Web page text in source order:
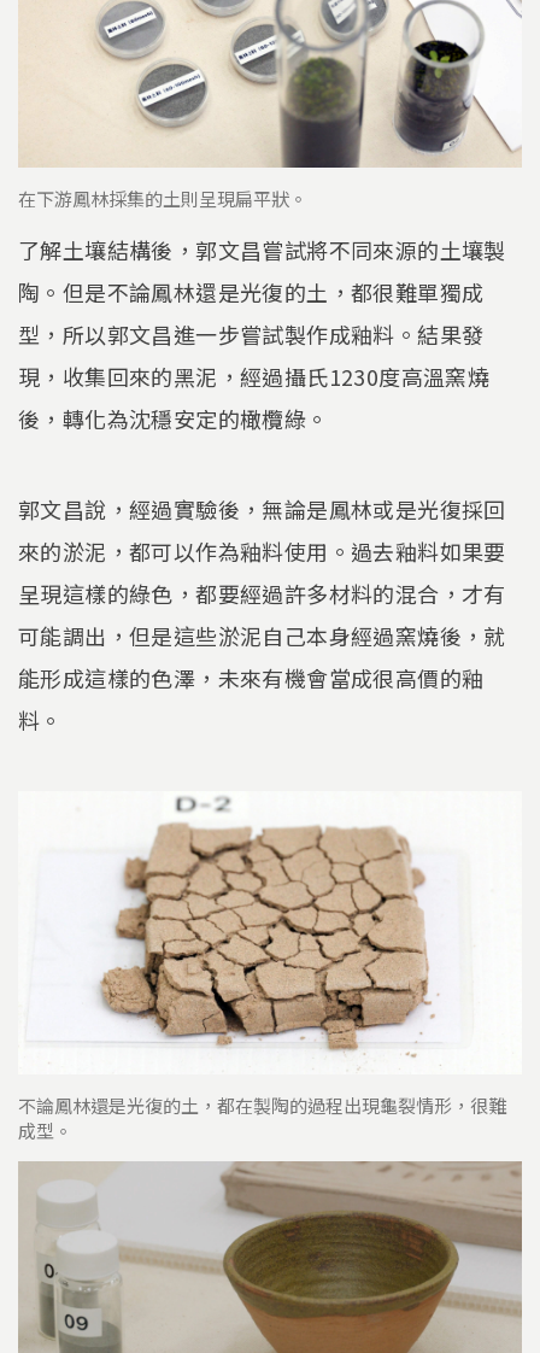
在下游鳳林採集的土則呈現扁平狀。
了解土壤結構後，郭文昌嘗試將不同來源的土壤製
陶。但是不論鳳林還是光復的土，都很難單獨成
型，所以郭文昌進一步嘗試製作成釉料。結果發
現，收集回來的黑泥，經過攝氏1230度高溫窯燒
後，轉化為沈穩安定的橄欖綠。
郭文昌說，經過實驗後，無論是鳳林或是光復採回
來的淤泥，都可以作為釉料使用。過去釉料如果要
呈現這樣的綠色，都要經過許多材料的混合，才有
可能調出，但是這些淤泥自己本身經過窯燒後，就
能形成這樣的色澤，未來有機會當成很高價的釉
料。
不論鳳林還是光復的土，都在製陶的過程出現龜裂情形，很難
成型。